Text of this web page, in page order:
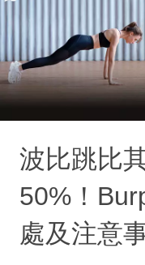
波比跳比
50%！
處及注意